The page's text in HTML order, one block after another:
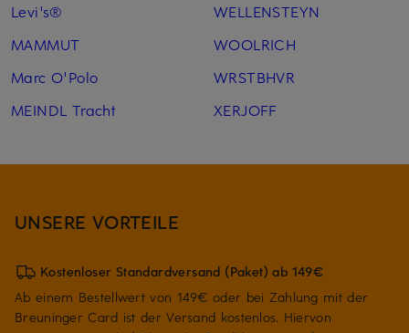
Levi's®
MAMMUT
Marc O'Polo
MEINDL Tracht
WELLENSTEYN
WOOLRICH
WRSTBHVR
XERJOFF
UNSERE VORTEILE
Kostenloser Standardversand (Paket) ab 149€
Ab einem Bestellwert von 149€ oder bei Zahlung mit der
Breuninger Card ist der Versand kostenlos. Hiervon